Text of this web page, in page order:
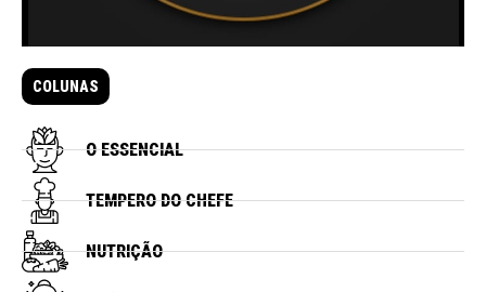
COLUNAS
O ESSENCIAL
TEMPERO DO CHEFE
NUTRIÇÃO